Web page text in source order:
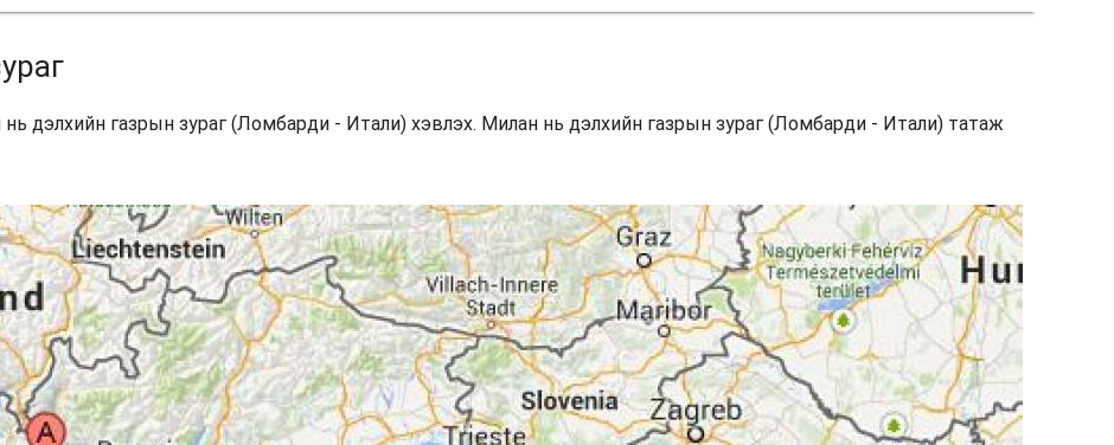
дэлхийн газрын зураг (Ломбарди - Итали) хэвлэх. Милан нь дэлхийн газрын зураг (Ломбарди - Итали) татаж